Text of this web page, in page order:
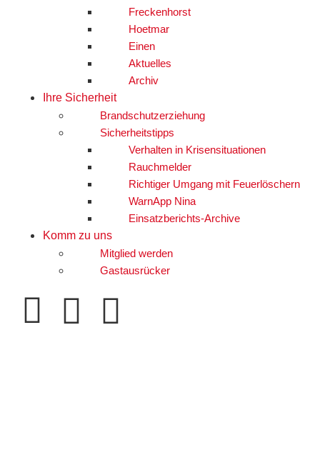
Freckenhorst
Hoetmar
Einen
Aktuelles
Archiv
Ihre Sicherheit
Brandschutzerziehung
Sicherheitstipps
Verhalten in Krisensituationen
Rauchmelder
Richtiger Umgang mit Feuerlöschern
WarnApp Nina
Einsatzberichts-Archive
Komm zu uns
Mitglied werden
Gastausrücker